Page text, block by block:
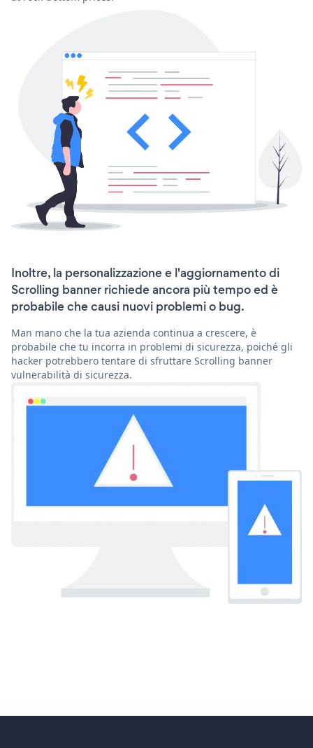
Inoltre, la personalizzazione e l'aggiornamento di
Scrolling banner richiede ancora più tempo ed è
probabile che causi nuovi problemi o bug.
Man mano che la tua azienda continua a crescere, è
probabile che tu incorra in problemi di sicurezza, poiché gli
hacker potrebbero tentare di sfruttare Scrolling banner
vulnerabilità di sicurezza.